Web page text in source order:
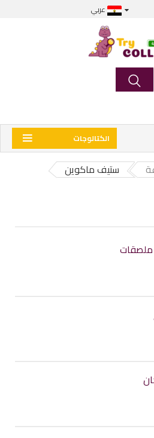
عربي
الكتالوجات
ستيف ماكوين
ملصقات